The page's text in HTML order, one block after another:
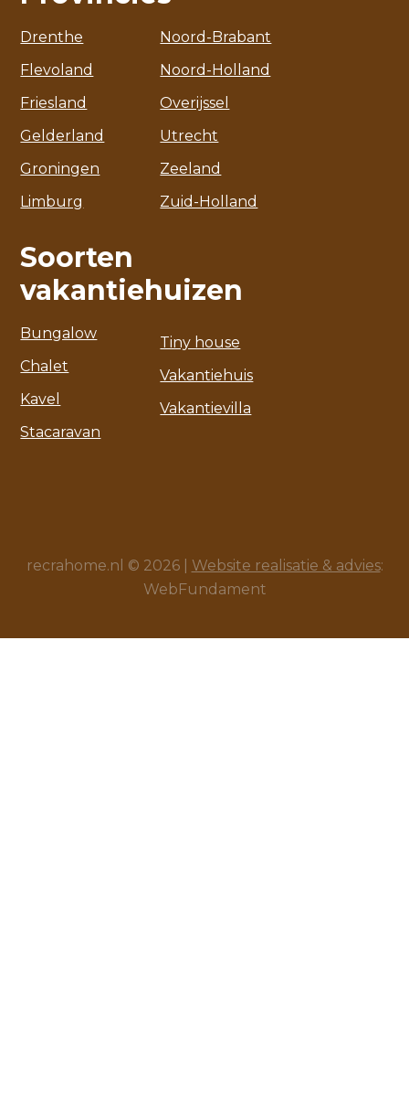
Drenthe
Flevoland
Friesland
Gelderland
Groningen
Limburg
Noord-Brabant
Noord-Holland
Overijssel
Utrecht
Zeeland
Zuid-Holland
Soorten
vakantiehuizen
Bungalow
Chalet
Kavel
Stacaravan
Tiny house
Vakantiehuis
Vakantievilla
recrahome.nl © 2026 | Website realisatie & advies:
WebFundament